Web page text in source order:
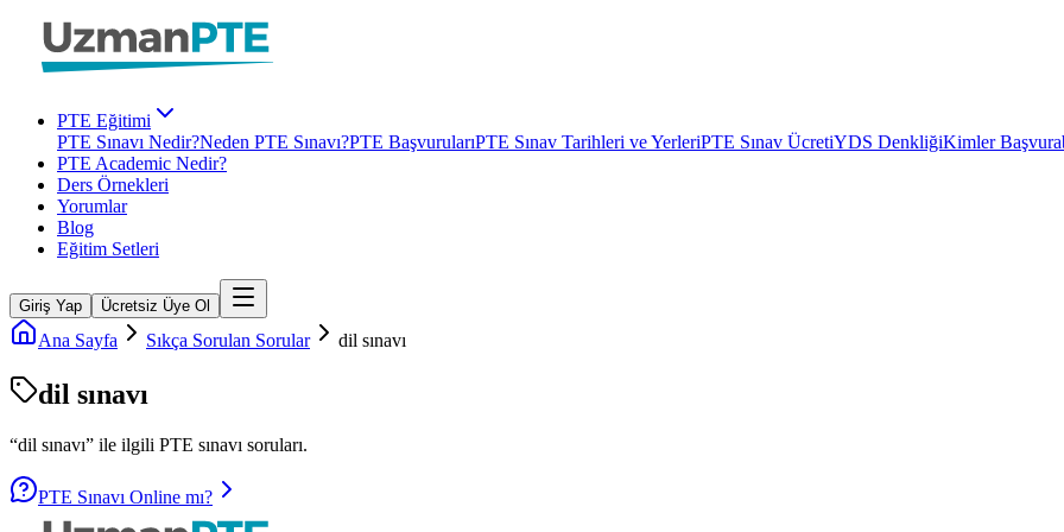
PTE Eğitimi
PTE Sınavı Nedir?Neden PTE Sınavı?PTE BaşvurularıPTE Sınav Tarihleri ve YerleriPTE Sınav ÜcretiYDS DenkliğiKimler
PTE Academic Nedir?
Ders Örnekleri
Yorumlar
Blog
Eğitim Setleri
Giriş Yap Ücretsiz Üye Ol
Ana Sayfa Sıkça Sorulan Sorular dil sınavı
dil sınavı
“dil sınavı” ile ilgili PTE sınavı soruları.
PTE Sınavı Online mı?